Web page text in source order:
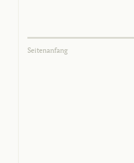
Seitenanfang